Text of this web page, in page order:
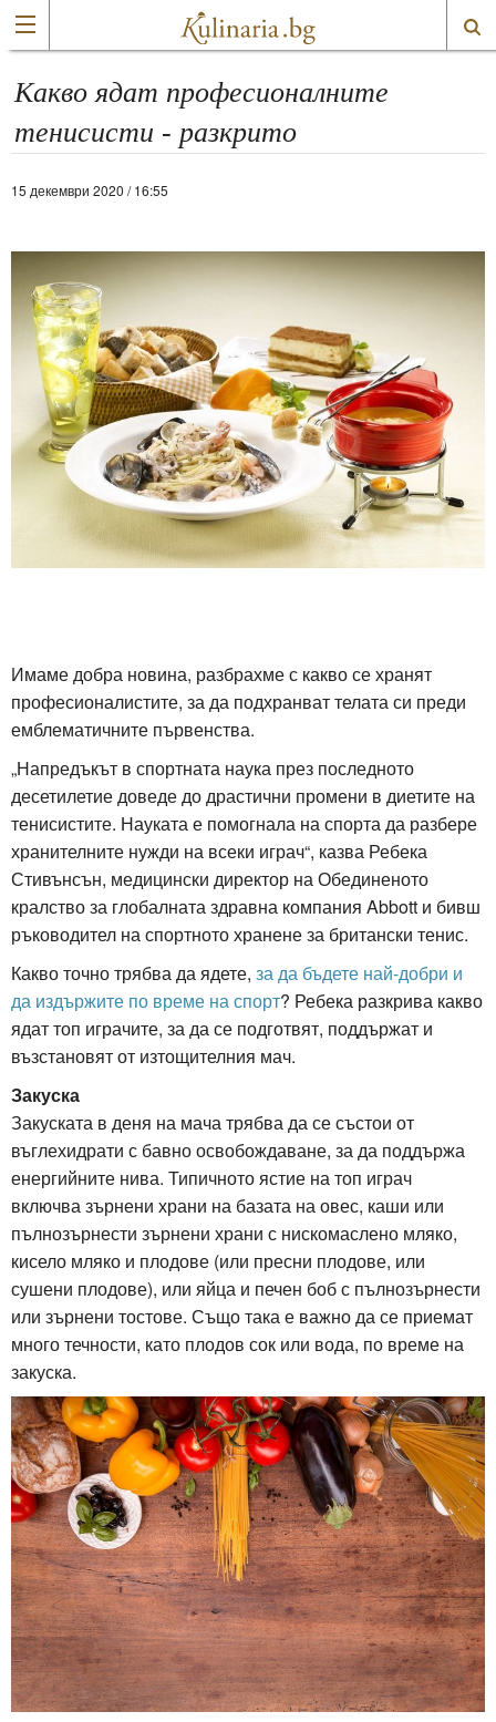
Какво ядат професионалните
тенисисти - разкрито
15 декември 2020 / 16:55
Имаме добра новина, разбрахме с какво се хранят
професионалистите, за да подхранват телата си преди
емблематичните първенства.
„Напредъкът в спортната наука през последното
десетилетие доведе до драстични промени в диетите на
тенисистите. Науката е помогнала на спорта да разбере
хранителните нужди на всеки играч“, казва Ребека
Стивънсън, медицински директор на Обединеното
кралство за глобалната здравна компания Abbott и бивш
ръководител на спортното хранене за британски тенис.
Какво точно трябва да ядете, за да бъдете най-добри и
да издържите по време на спорт? Ребека разкрива какво
ядат топ играчите, за да се подготвят, поддържат и
възстановят от изтощителния мач.
Закуска
Закуската в деня на мача трябва да се състои от
въглехидрати с бавно освобождаване, за да поддържа
енергийните нива. Типичното ястие на топ играч
включва зърнени храни на базата на овес, каши или
пълнозърнести зърнени храни с нискомаслено мляко,
кисело мляко и плодове (или пресни плодове, или
сушени плодове), или яйца и печен боб с пълнозърнести
или зърнени тостове. Също така е важно да се приемат
много течности, като плодов сок или вода, по време на
закуска.